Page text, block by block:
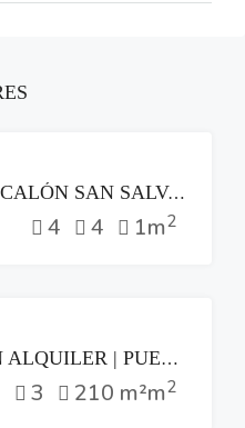
VENTA CASA COL ESCALÓN SAN SALVADOR ZONA PLAZA BEETHOVEN
4 4 1m2
EXCLUSIVA CASA EN ALQUILER | PUERTA DEL BÁLSAMO II, NUEVO CUSCATLÁN
3 210 m²m2